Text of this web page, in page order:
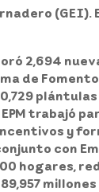
(GEI).
2,694
de
EPM trabajó
y
con
hogares,